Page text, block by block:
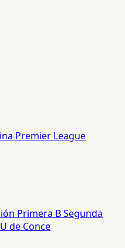
Premier League
Primera BSegunda
U de Conce